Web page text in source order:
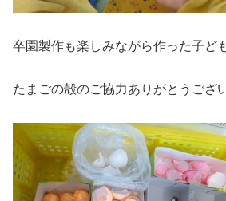
卒園製作も楽しみながら作った子ど
たまごの殻のご協力ありがとうござ